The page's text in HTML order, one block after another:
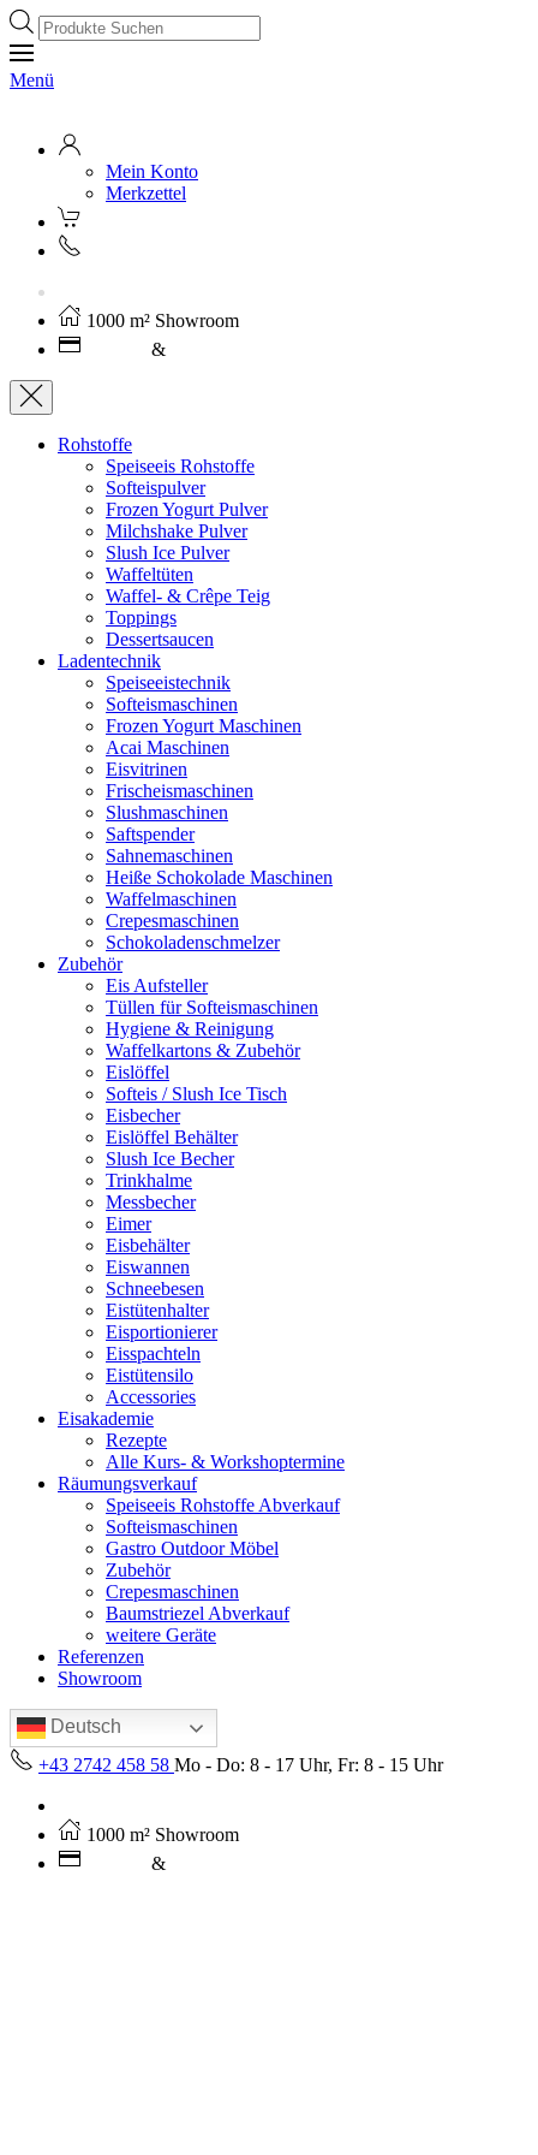
Products
search
Menü
Mein Konto
Merkzettel
1000 m² Showroom
&
Rohstoffe
Speiseeis Rohstoffe
Softeispulver
Frozen Yogurt Pulver
Milchshake Pulver
Slush Ice Pulver
Waffeltüten
Waffel- & Crêpe Teig
Toppings
Dessertsaucen
Ladentechnik
Speiseeistechnik
Softeismaschinen
Frozen Yogurt Maschinen
Acai Maschinen
Eisvitrinen
Frischeismaschinen
Slushmaschinen
Saftspender
Sahnemaschinen
Heiße Schokolade Maschinen
Waffelmaschinen
Crepesmaschinen
Schokoladenschmelzer
Zubehör
Eis Aufsteller
Tüllen für Softeismaschinen
Hygiene & Reinigung
Waffelkartons & Zubehör
Eislöffel
Softeis / Slush Ice Tisch
Eisbecher
Eislöffel Behälter
Slush Ice Becher
Trinkhalme
Messbecher
Eimer
Eisbehälter
Eiswannen
Schneebesen
Eistütenhalter
Eisportionierer
Eisspachteln
Eistütensilo
Accessories
Eisakademie
Rezepte
Alle Kurs- & Workshoptermine
Räumungsverkauf
Speiseeis Rohstoffe Abverkauf
Softeismaschinen
Gastro Outdoor Möbel
Zubehör
Crepesmaschinen
Baumstriezel Abverkauf
weitere Geräte
Referenzen
Showroom
Deutsch
+43 2742 458 58 Mo - Do: 8 - 17 Uhr, Fr: 8 - 15 Uhr
1000 m² Showroom
&